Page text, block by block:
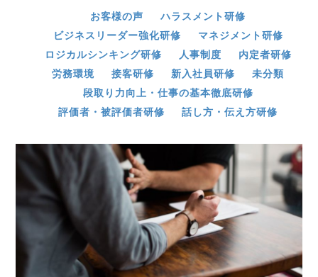
お客様の声
ハラスメント研修
ビジネスリーダー強化研修
マネジメント研修
ロジカルシンキング研修
人事制度
内定者研修
労務環境
接客研修 新入社員研修
未分類
段取り力向上・仕事の基本徹底研修
評価者・被評価者研修
話し方・伝え方研修